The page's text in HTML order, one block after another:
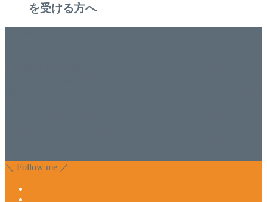
を受ける方へ
＼ Follow me ／